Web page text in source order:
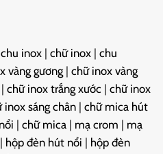
inox | chữ inox | chu
vàng gương | chữ inox vàng
| chữ inox trắng xước | chữ inox
inox sáng chân | chữ mica hút
| chữ mica | mạ crom | mạ
| hộp đèn hút nổi | hộp đèn